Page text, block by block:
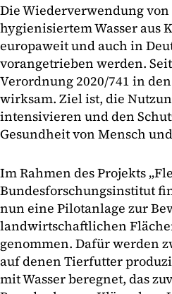
Die Wiederverwendung
hygienisiertem Wasser aus
europaweit und auch in
vorangetrieben werden.
Verordnung 2020/741 in
wirksam. Ziel ist, die
intensivieren und den
Gesundheit von Mensch
Im Rahmen des Projekts
Bundesforschungsinstitut
nun eine Pilotanlage zur
landwirtschaftlichen
genommen. Dafür werden
auf denen Tierfutter
mit Wasser beregnet, das